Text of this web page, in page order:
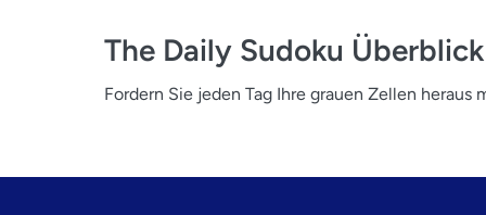
The Daily Sudoku Überblick
Fordern Sie jeden Tag Ihre grauen Zellen